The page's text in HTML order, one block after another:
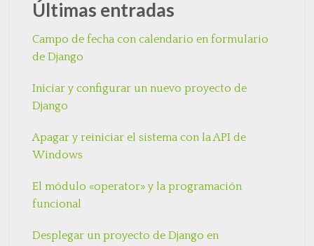
Últimas entradas
Campo de fecha con calendario en formulario
de Django
Iniciar y configurar un nuevo proyecto de
Django
Apagar y reiniciar el sistema con la API de
Windows
El módulo «operator» y la programación
funcional
Desplegar un proyecto de Django en